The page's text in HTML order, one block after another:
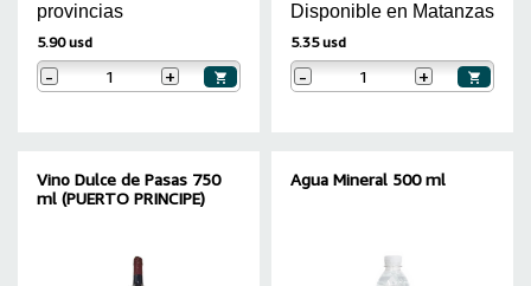
provincias
5.90 usd
- +
Disponible en Matanzas
5.35 usd
- +
Vino Dulce de Pasas 750
ml (PUERTO PRINCIPE)
Agua Mineral 500 ml